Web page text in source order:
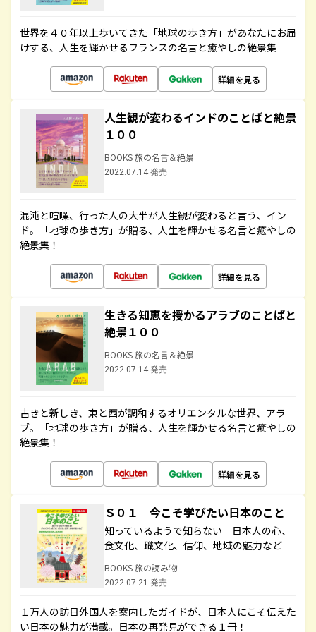
世界を４０年以上歩いてきた「地球の歩き方」があなたにお届
けする、人生を輝かせるフランスの名言と癒やしの絶景集
詳細を見る
人生観が変わるインドのことばと絶景
１００
BOOKS 旅の名言＆絶景
2022.07.14 発売
混沌と喧噪、行った人の大半が人生観が変わると言う、イン
ド。「地球の歩き方」が贈る、人生を輝かせる名言と癒やしの
絶景集！
詳細を見る
生きる知恵を授かるアラブのことばと
絶景１００
BOOKS 旅の名言＆絶景
2022.07.14 発売
古きと新しき、東と西が調和するオリエンタルな世界、アラ
ブ。「地球の歩き方」が贈る、人生を輝かせる名言と癒やしの
絶景集！
詳細を見る
Ｓ０１ 今こそ学びたい日本のこと
知っているようで知らない 日本人の心、
食文化、職文化、信仰、地域の魅力など
BOOKS 旅の読み物
2022.07.21 発売
１万人の訪日外国人を案内したガイドが、日本人にこそ伝えた
い日本の魅力が満載。日本の再発見ができる１冊！